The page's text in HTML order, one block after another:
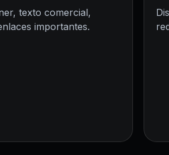
texto comercial,
importantes.